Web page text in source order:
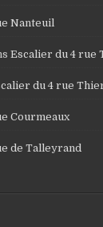
Nanteuil
Escalier du 4 rue
du 4 rue
Courmeaux
de Talleyrand